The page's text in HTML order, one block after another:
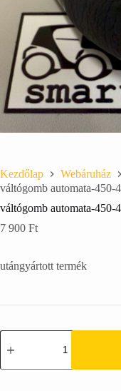
Kezdőlap Webáruház
váltógomb automata-450-
váltógomb automata-450-
7 900 Ft
utángyártott termék
váltógomb
automata-
451-